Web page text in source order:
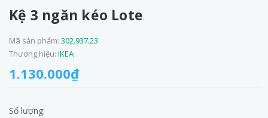
Kệ 3 ngăn kéo Lote
Mã sản phẩm: 302.937.23
Thương hiệu: IKEA
1.130.000₫
Số lượng: